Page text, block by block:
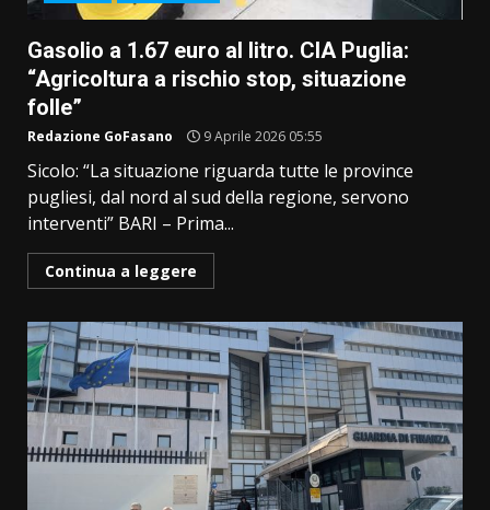
Gasolio a 1.67 euro al litro. CIA Puglia:
“Agricoltura a rischio stop, situazione
folle”
Redazione GoFasano 9 Aprile 2026 05:55
Sicolo: “La situazione riguarda tutte le province
pugliesi, dal nord al sud della regione, servono
interventi” BARI – Prima...
Continua a leggere